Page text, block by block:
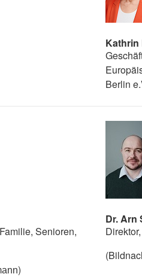
Kathrin
Berlin
Senioren,
)
Dr. Arn